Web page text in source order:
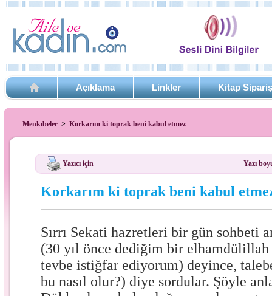
Açıklama Linkler Kitap
Menkıbeler > Korkarım ki toprak beni kabul etmez
Yazıcı için Yazı
Korkarım ki toprak beni kabul
Sırrı Sekati hazretleri bir gün sohbeti
(30 yıl önce dediğim bir elhamdülillah
tevbe istiğfar ediyorum) deyince,
bu nasıl olur?) diye sordular. Şöyle